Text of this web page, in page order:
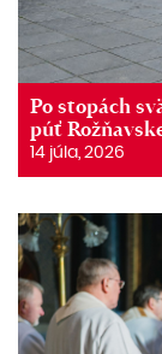
Po stopách
púť
14 júla, 2026